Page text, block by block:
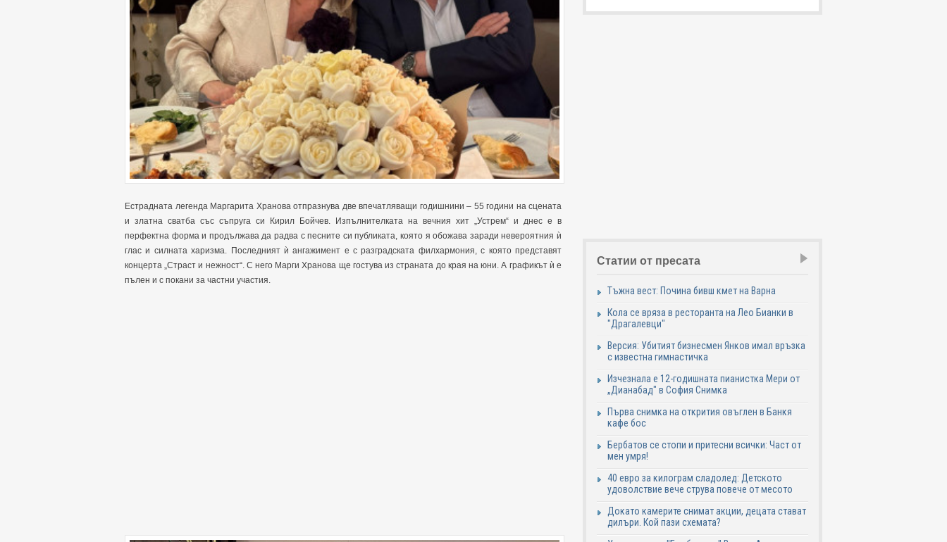
Естрадната легенда Маргарита Хранова отпразнува две впечатляващи годишнини – 55 години на сцената
и златна сватба със съпруга си Кирил Бойчев. Изпълнителката на вечния хит „Устрем“ и днес е в
перфектна форма и продължава да радва с песните си публиката, която я обожава заради невероятния ѝ
глас и силната харизма. Последният ѝ ангажимент е с разградската филхармония, с която представят
концерта „Страст и нежност“. С него Марги Хранова ще гостува из страната до края на юни. А графикът ѝ е
пълен и с покани за частни участия.
Статии от пресата
Тъжна вест: Почина бивш кмет на Варна
Кола се вряза в ресторанта на Лео Бианки в
"Драгалевци"
Версия: Убитият бизнесмен Янков имал връзка
с известна гимнастичка
Изчезнала е 12-годишната пианистка Мери от
„Дианабад" в София Снимка
Първа снимка на открития овъглен в Банкя
кафе бос
Бербатов се стопи и притесни всички: Част от
мен умря!
40 евро за килограм сладолед: Детското
удоволствие вече струва повече от месото
Докато камерите снимат акции, децата стават
дилъри. Кой пази схемата?